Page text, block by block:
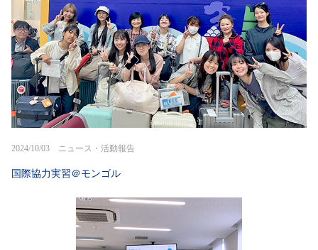
2024/10/03 ニュース・活動報告
国際協力実習＠モンゴル